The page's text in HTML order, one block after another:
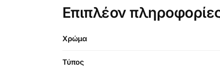
Επιπλέον
Χρώμα
Τύπος